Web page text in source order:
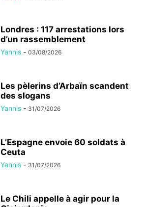
Londres : 117 arrestations lors
d’un rassemblement
Yannis - 03/08/2026
Les pèlerins d’Arbaïn scandent
des slogans
Yannis - 31/07/2026
L’Espagne envoie 60 soldats à
Ceuta
Yannis - 31/07/2026
Le Chili appelle à agir pour la